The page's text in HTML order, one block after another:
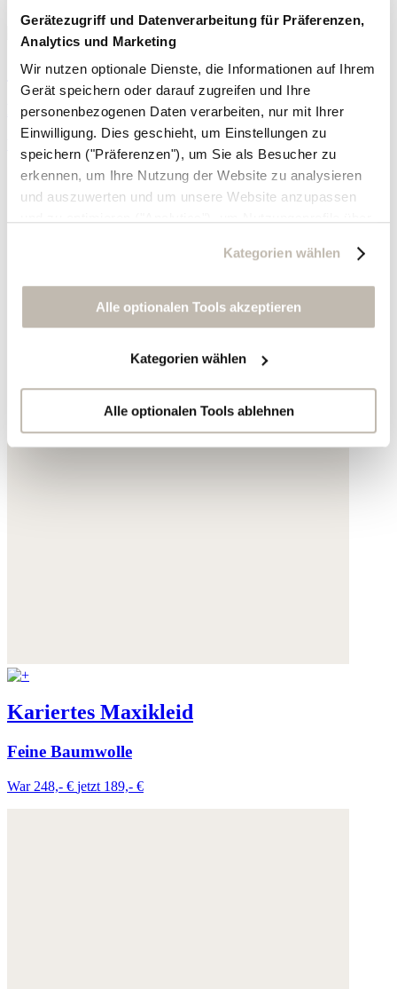
Gerätezugriff und Datenverarbeitung für Präferenzen,
Analytics und Marketing
Wir nutzen optionale Dienste, die Informationen auf Ihrem
Gerät speichern oder darauf zugreifen und Ihre
personenbezogenen Daten verarbeiten, nur mit Ihrer
Einwilligung. Dies geschieht, um Einstellungen zu
speichern ("Präferenzen"), um Sie als Besucher zu
erkennen, um Ihre Nutzung der Website zu analysieren
und auszuwerten und um unsere Website anzupassen
zu erstellen, um personalisierte Werbung auszuliefern,
Sie erneut mit Werbung anzusprechen sowie um unsere
Werbekampagnen auszuwerten ("Marketing").
Ihre Daten werden mit Dienstanbietern geteilt, die wir in
der Datenschutzerklärung genauer auflisten oder wenn
Sie auf "Kategorien wählen" klicken.
Indem Sie auf "Alle optionalen Tools akzeptieren" klicken,
Kategorien wählen
Alle optionalen Tools akzeptieren
Kategorien wählen
Alle optionalen Tools ablehnen
Stufenrock
Bio-Baumwolle
War 175,- € jetzt 139,- €
Kariertes Maxikleid
Feine Baumwolle
War 248,- € jetzt 189,- €